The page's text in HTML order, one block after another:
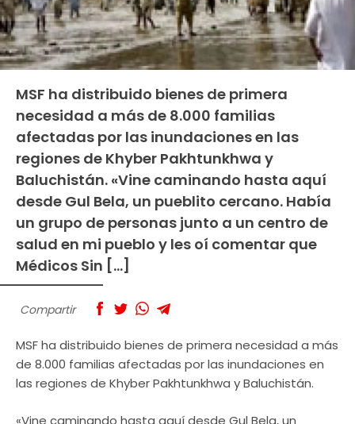
MSF ha distribuido bienes de primera
necesidad a más de 8.000 familias
afectadas por las inundaciones en las
regiones de Khyber Pakhtunkhwa y
Baluchistán. «Vine caminando hasta aquí
desde Gul Bela, un pueblito cercano. Había
un grupo de personas junto a un centro de
salud en mi pueblo y les oí comentar que
Médicos Sin […]
Compartir
MSF ha distribuido bienes de primera necesidad a más
de 8.000 familias afectadas por las inundaciones en
las regiones de Khyber Pakhtunkhwa y Baluchistán.
«Vine caminando hasta aquí desde Gul Bela, un